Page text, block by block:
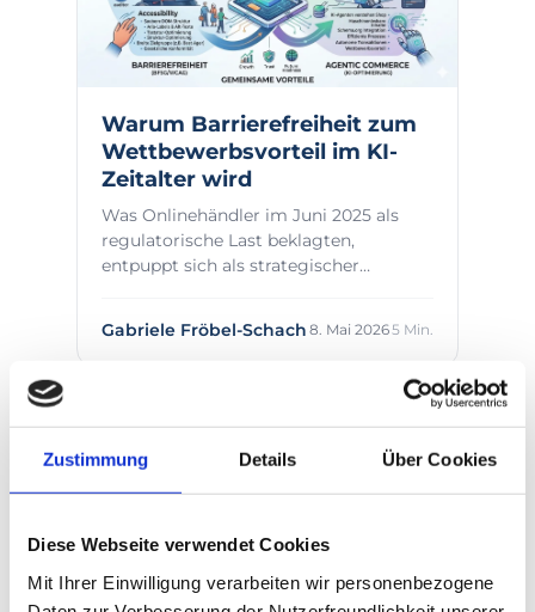
Zustimmung Details Über Cookies
Diese Webseite verwendet Cookies
Mit Ihrer Einwilligung verarbeiten wir personenbezogene
Warum Barrierefreiheit zum
Wettbewerbsvorteil im KI-
Zeitalter wird
Was Onlinehändler im Juni 2025 als
regulatorische Last beklagten,
entpuppt sich als strategischer
Gabriele Fröbel-Schach 8. Mai 20265 Min.